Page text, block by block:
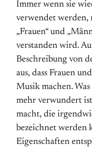
Immer wenn sie
verwendet werden,
„Frauen“ und
verstanden wird.
Beschreibung von
aus, dass Frauen
Musik machen.
mehr verwundert
macht, die
bezeichnet werden
Eigen­schaften